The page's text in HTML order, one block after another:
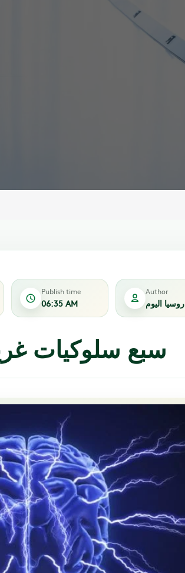
Publish time
06:35 AM
Author
روسيا اليوم
سبع سلوكيات